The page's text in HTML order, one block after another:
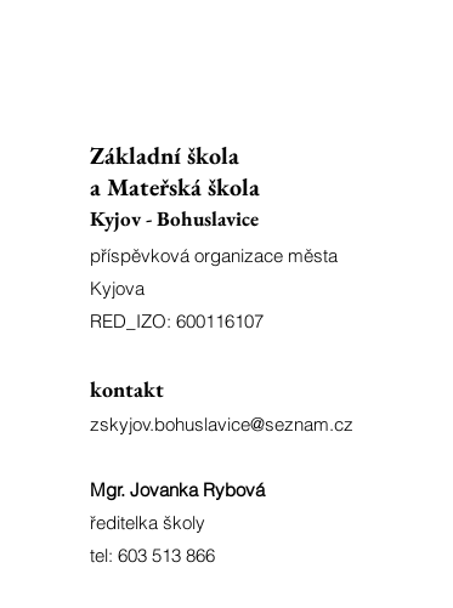
Základní škola
a Mateřská škola
Kyjov - Bohuslavice
příspěvková organizace města
Kyjova
RED_IZO: 600116107
kontakt
zskyjov.bohuslavice@seznam.cz
Mgr. Jovanka Rybová
ředitelka školy
tel: 603 513 866